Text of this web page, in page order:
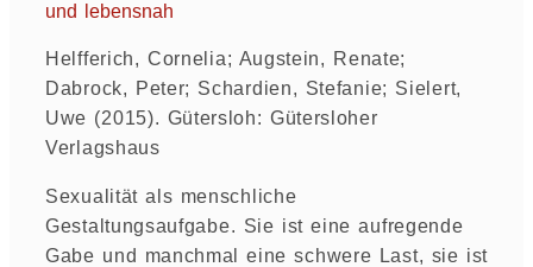
und lebensnah
Helfferich, Cornelia; Augstein, Renate;
Dabrock, Peter; Schardien, Stefanie; Sielert,
Uwe (2015). Gütersloh: Gütersloher
Verlagshaus
Sexualität als menschliche
Gestaltungsaufgabe. Sie ist eine aufregende
Gabe und manchmal eine schwere Last, sie ist